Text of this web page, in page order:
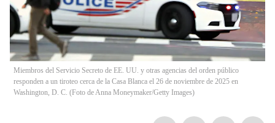
Miembros del Servicio Secreto de EE. UU. y otras agencias del orden público
responden a un tiroteo cerca de la Casa Blanca el 26 de noviembre de 2025 en
Washington, D. C. (Foto de Anna Moneymaker/Getty Images)